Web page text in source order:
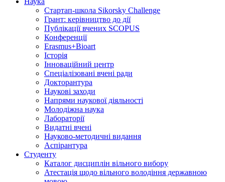
Стартап-школа Sikorsky Challenge
Грант: керівництво до дії
Публікації вчених SCOPUS
Конференції
Erasmus+Bioart
Історія
Інноваційний центр
Спеціалізовані вчені ради
Докторантура
Наукові заходи
Напрями наукової діяльності
Молодіжна наука
Лабораторії
Видатні вчені
Науково-методичні видання
Аспірантура
Студенту
Каталог дисциплін вільного вибору
Атестація щодо вільного володіння державною